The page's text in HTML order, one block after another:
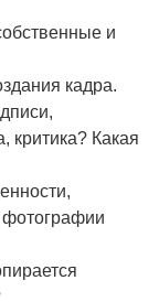
и
кадра.
критика? Какая